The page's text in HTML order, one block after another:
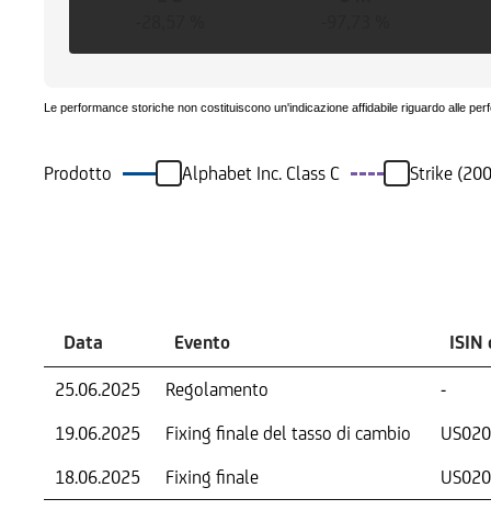
Le performance storiche non costituiscono un'indicazione affidabile riguardo alle
Prodotto Alphabet Inc. Class C Strike
Data Evento ISIN
25.06.2025 Regolamento
-
19.06.2025
Fixing finale del tasso di cambio
18.06.2025
Fixing finale